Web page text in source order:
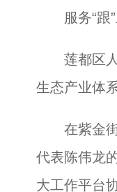
服务“跟”
莲都区人
生态产业体
在紫金街
代表陈伟龙
大工作平台